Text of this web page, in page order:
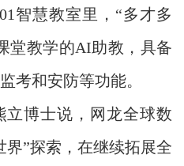
智慧教室里，“多才多
堂教学的AI助教，具备
考和安防等功能。
博士说，网龙全球数
”探索，在继续拓展全